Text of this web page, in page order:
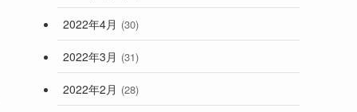
2022年4月 (30)
2022年3月 (31)
2022年2月 (28)